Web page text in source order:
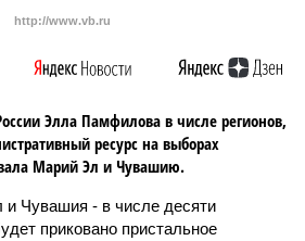
http://www.vb.ru
Элла Памфилова в числе регионов,
ресурс на выборах
Марий Эл и Чувашию.
Чувашия - в числе десяти
приковано пристальное